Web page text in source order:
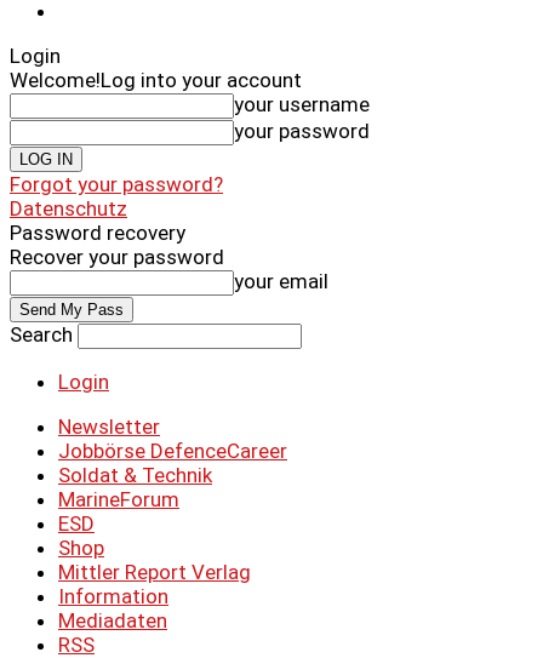
Login
Welcome!Log into your account
your username
your password
Forgot your password?
Datenschutz
Password recovery
Recover your password
your email
Search
Login
Newsletter
Jobbörse DefenceCareer
Soldat & Technik
MarineForum
ESD
Shop
Mittler Report Verlag
Information
Mediadaten
RSS